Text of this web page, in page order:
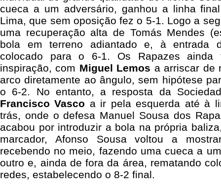
cueca a um adversário, ganhou a linha
Lima, que sem oposição fez o 5-1. Logo a
uma recuperação alta de Tomás Mendes
bola em terreno adiantado e, à entrada
colocado para o 6-1. Os Rapazes ainda
inspiração, com Miguel Lemos a arriscar de
arco diretamente ao ângulo, sem hipótese
o 6-2. No entanto, a resposta da
Francisco Vasco a ir pela esquerda até à
trás, onde o defesa Manuel Sousa dos
acabou por introduzir a bola na própria
marcador, Afonso Sousa voltou a
recebendo no meio, fazendo uma cueca a
outro e, ainda de fora da área, rematando
redes, estabelecendo o 8-2 final.